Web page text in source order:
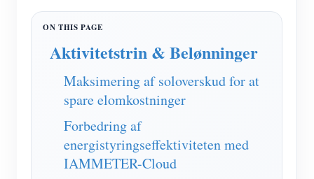
WiFi Power Controller
EV oplader
IAMMETER Simulator
Virtuel måler
Aktivitetstrin & Belønninger
Maksimering af soloverskud for at
spare elomkostninger
Forbedring af
energistyringseffektiviteten med
IAMMETER-Cloud